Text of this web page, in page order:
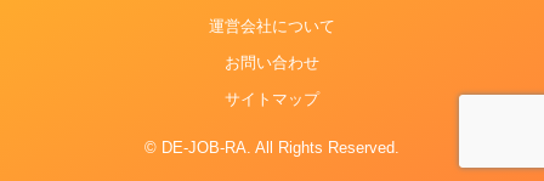
運営会社について
お問い合わせ
サイトマップ
© DE-JOB-RA. All Rights Reserved.